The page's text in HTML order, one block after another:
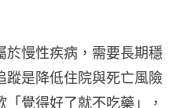
於慢性疾病，需要長期穩
蹤是降低住院與死亡風險
覺得好了就不吃藥」，